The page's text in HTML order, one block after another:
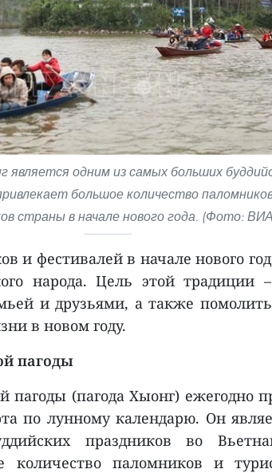
одним из самых больших
большое количество
страны в начале нового года. (Фото:
и фестивалей в начале нового
народа. Цель этой традиции
и друзьями, а также
в новом году.
пагоды
пагоды (пагода Хыонг) ежегодно
по лунному календарю. Он
праздников во
количество паломников и